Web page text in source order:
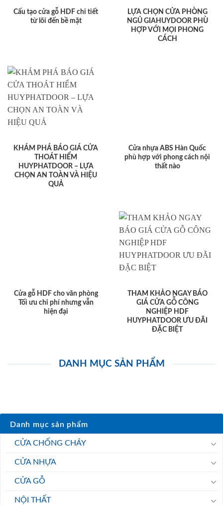
Cấu tạo cửa gỗ HDF chi tiết
từ lõi đến bề mặt
LỰA CHỌN CỬA PHÒNG
NGỦ GIAHUYDOOR PHÙ
HỢP VỚI MỌI PHONG
CÁCH
KHÁM PHÁ BÁO GIÁ CỬA
THOÁT HIỂM
HUYPHATDOOR – LỰA
CHỌN AN TOÀN VÀ HIỆU
QUẢ
Cửa nhựa ABS Hàn Quốc
phù hợp với phong cách nội
thất nào
Cửa gỗ HDF cho văn phòng
Tối ưu chi phí nhưng vẫn
hiện đại
THAM KHẢO NGAY BÁO
GIÁ CỬA GỖ CÔNG
NGHIỆP HDF
HUYPHATDOOR ƯU ĐÃI
ĐẶC BIỆT
DANH MỤC SẢN PHẨM
Danh mục sản phẩm
CỬA CHỐNG CHÁY
CỬA NHỰA
CỬA GỖ
NỘI THẤT